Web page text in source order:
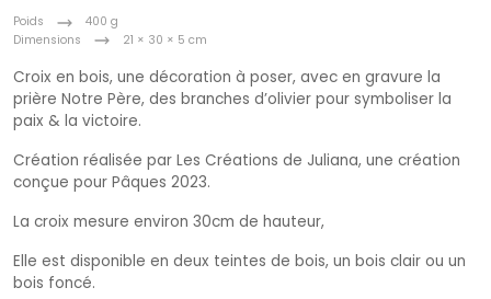
Poids
400 g
Dimensions
21 × 30 × 5 cm
Croix en bois, une décoration à poser, avec en gravure la
prière Notre Père, des branches d’olivier pour symboliser la
paix & la victoire.
Création réalisée par Les Créations de Juliana, une création
conçue pour Pâques 2023.
La croix mesure environ 30cm de hauteur,
Elle est disponible en deux teintes de bois, un bois clair ou un
bois foncé.